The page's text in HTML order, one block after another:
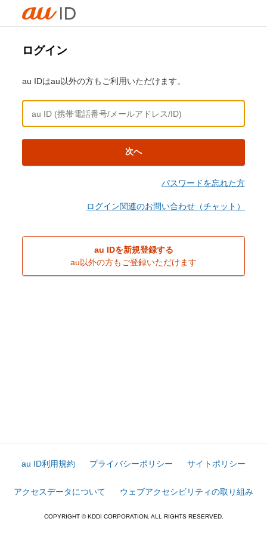
ログイン
au IDはau以外の方もご利用いただけます。
次へ
パスワードを忘れた方
ログイン関連のお問い合わせ（チャット）
au IDを新規登録する
au以外の方もご登録いただけます
au ID利用規約 プライバシーポリシー サイトポリシー
アクセスデータについて ウェブアクセシビリティの取り組み
COPYRIGHT © KDDI CORPORATION. ALL RIGHTS RESERVED.